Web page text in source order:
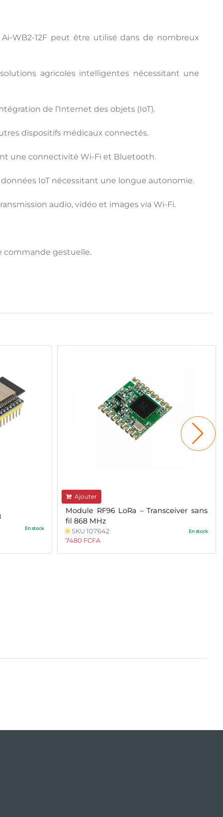
WB2-12F peut être utilisé dans de nombreux
agricoles intelligentes nécessitant une
de l’Internet des objets (IoT).
dispositifs médicaux connectés.
une connectivité Wi-Fi et Bluetooth.
IoT nécessitant une longue autonomie.
audio, vidéo et images via Wi-Fi.
commande gestuelle.
En stock
Ajouter
Module RF96 LoRa – Transceiver sans
fil 868 MHz
SKU 107642 En stock
7480 FCFA